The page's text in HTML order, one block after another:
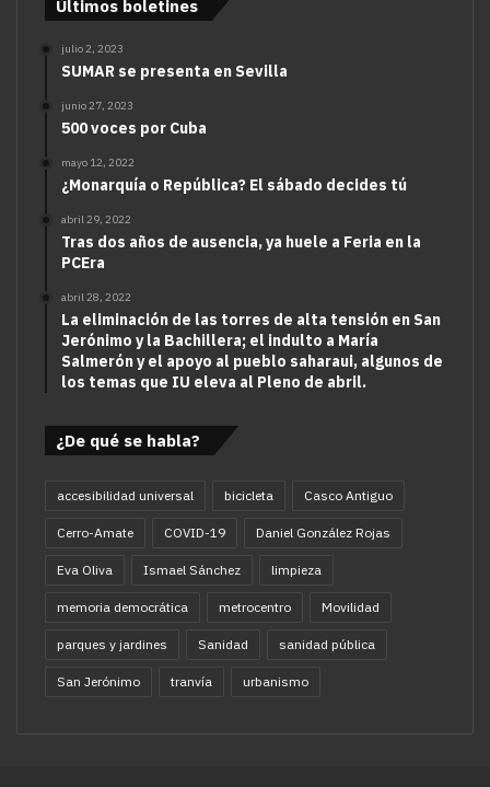
Últimos boletines
julio 2, 2023
SUMAR se presenta en Sevilla
junio 27, 2023
500 voces por Cuba
mayo 12, 2022
¿Monarquía o República? El sábado decides tú
abril 29, 2022
Tras dos años de ausencia, ya huele a Feria en la
PCEra
abril 28, 2022
La eliminación de las torres de alta tensión en San
Jerónimo y la Bachillera; el indulto a María
Salmerón y el apoyo al pueblo saharaui, algunos de
los temas que IU eleva al Pleno de abril.
¿De qué se habla?
accesibilidad universal bicicleta Casco Antiguo
Cerro-Amate COVID-19 Daniel González Rojas
Eva Oliva Ismael Sánchez limpieza
memoria democrática metrocentro Movilidad
parques y jardines Sanidad sanidad pública
San Jerónimo tranvía urbanismo